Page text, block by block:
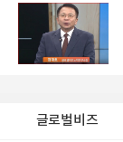
글로벌비즈